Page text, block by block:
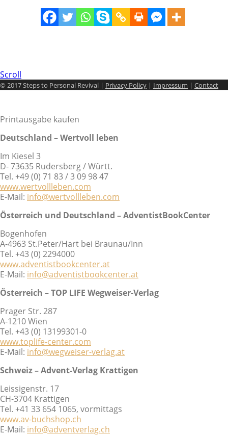
Scroll
© 2017 Steps to Personal Revival | Privacy Policy | Impressum | Contact
Printausgabe kaufen
Deutschland – Wertvoll leben
Im Kiesel 3
D- 73635 Rudersberg / Württ.
Tel. +49 (0) 71 83 / 3 09 98 47
www.wertvollleben.com
E-Mail: info@wertvollleben.com
Österreich und Deutschland – AdventistBookCenter
Bogenhofen
A-4963 St.Peter/Hart bei Braunau/Inn
Tel. +43 (0) 2294000
www.adventistbookcenter.at
E-Mail: info@adventistbookcenter.at
Österreich – TOP LIFE Wegweiser-Verlag
Prager Str. 287
A-1210 Wien
Tel. +43 (0) 13199301-0
www.toplife-center.com
E-Mail: info@wegweiser-verlag.at
Schweiz – Advent-Verlag Krattigen
Leissigenstr. 17
CH-3704 Krattigen
Tel. +41 33 654 1065, vormittags
www.av-buchshop.ch
E-Mail: info@adventverlag.ch